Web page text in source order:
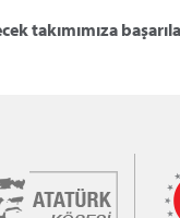
takımımıza